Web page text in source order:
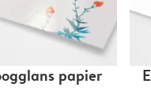
papier